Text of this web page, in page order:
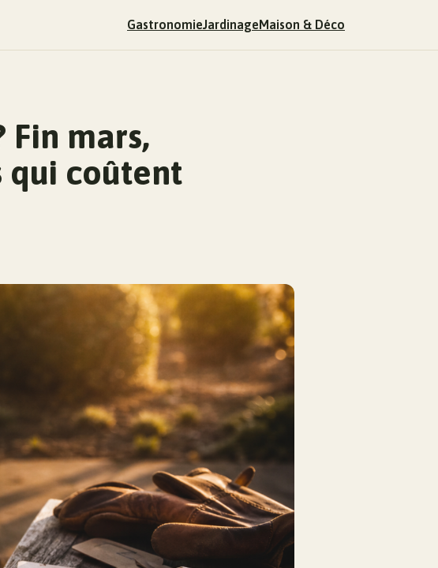
GastronomieJardinageMaison & Déco
Fin mars,
qui coûtent